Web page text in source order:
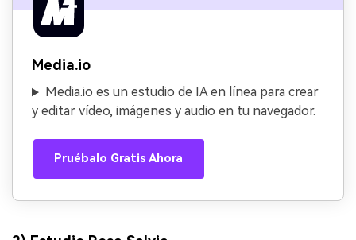
Media.io
Media.io es un estudio de IA en línea para crear
y editar vídeo, imágenes y audio en tu navegador.
Pruébalo Gratis Ahora